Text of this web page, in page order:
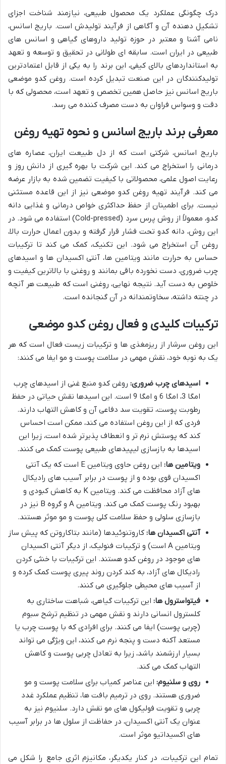
درک چگونگی عملکرد یک محصول طبیعی، نیازمند شناخت اجزای
تشکیل دهنده آن و آگاهی از فرآیند تولیدش است. باریج اسانس،
نامی آشنا و معتبر در حوزه تولید داروهای گیاهی و اسانس های
طبیعی در ایران است. سابقه ای طولانی در تحقیق و توسعه و تعهد
به استانداردهای بالای کیفی، این برند را به یکی از قابل اعتمادترین
تولیدکنندگان در این صنعت تبدیل کرده است. روغن کدو موضعی
باریج اسانس نیز حاصل همین تخصص و تعهد است، محصولی که با
دقت و وسواس فراوان به دست مصرف کننده می رسد.
معرفی برند باریج اسانس و نحوه تهیه روغن
باریج اسانس، شرکتی است که از دل طبیعت ایران، عصاره های
درمانی را استخراج می کند. این شرکت با بهره گیری از دانش روز و
رعایت اصول علمی، محصولاتی با کیفیت تضمین شده به بازار عرضه
می کند. فرآیند تهیه روغن کدو موضعی نیز از این قاعده مستثنی
نیست. برای اطمینان از حفظ حداکثری خواص درمانی و غذایی دانه
کدو، معمولاً از روش پرس سرد (Cold-pressed) استفاده می شود. در
این روش، دانه کدو تحت فشار قرار گرفته و بدون اعمال حرارت بالا،
روغن آن استخراج می شود. این تکنیک، کمک می کند تا ترکیبات
حساس به حرارت مانند ویتامین ها، آنتی اکسیدان ها و اسیدهای
چرب ضروری، دست نخورده باقی بمانند و روغنی با بالاترین کیفیت و
خلوص به دست آید. نتیجه نهایی، روغنی است که طبیعت هر آنچه
در چنته داشته، سخاوتمندانه در آن گنجانده است.
ترکیبات کلیدی و فعال روغن کدو موضعی
این روغن سرشار از ریزمغذی ها و ترکیبات زیست فعال است که هر
یک به نوبه خود، نقش مهمی در سلامت پوست و مو ایفا می کنند:
اسیدهای چرب ضروری: روغن کدو منبع غنی از اسیدهای چرب
امگا 3، امگا 6 و امگا 9 است. این اسیدها نقش حیاتی در حفظ
رطوبت پوست، تقویت سد دفاعی آن و کاهش التهاب دارند.
فردی که از این روغن استفاده می کند، ممکن است احساس
کند که پوستش نرم تر و انعطاف پذیرتر شده است، زیرا این
اسیدها به بازسازی لیپیدهای طبیعی پوست کمک می کنند.
ویتامین ها:
این روغن حاوی ویتامین E است که یک آنتی
اکسیدان قوی بوده و از پوست در برابر آسیب های رادیکال
های آزاد محافظت می کند. ویتامین K به کاهش کبودی و
بهبود رنگ پوست کمک می کند. ویتامین A و گروه B نیز در
بازسازی سلولی و حفظ سلامت کلی پوست و مو موثر هستند.
آنتی اکسیدان ها: کاروتنوئیدها (مانند بتاکاروتن که پیش ساز
ویتامین A است) و ترکیبات فنولیک، از دیگر آنتی اکسیدان
های موجود در روغن کدو هستند. این ترکیبات با خنثی کردن
رادیکال های آزاد، به کند کردن روند پیری پوست کمک کرده و
از آسیب های محیطی جلوگیری می کنند.
فیتواسترول ها: این ترکیبات گیاهی، شباهت ساختاری به
کلسترول انسانی دارند و نقش مهمی در تنظیم ترشح سبوم
(چربی پوست) ایفا می کنند. برای افرادی که با پوست چرب یا
مستعد آکنه دست و پنجه نرم می کنند، این ویژگی می تواند
بسیار ارزشمند باشد، زیرا به تعادل چربی پوست و کاهش
التهاب کمک می کند.
روی و سلنیوم: این عناصر کمیاب برای سلامت پوست و مو
ضروری هستند. روی در ترمیم بافت ها، تنظیم عملکرد غدد
چربی و تقویت فولیکول های مو نقش دارد. سلنیوم نیز به
عنوان یک آنتی اکسیدان، در حفاظت از سلول ها در برابر آسیب
های اکسیداتیو موثر است.
تمام این ترکیبات، در کنار یکدیگر، مکانیزم اثری جامع را شکل می